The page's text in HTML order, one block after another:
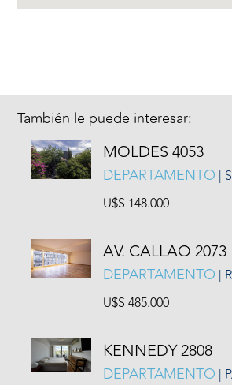
También le puede interesar:
MOLDES 4053
DEPARTAMENTO |
U$S 148.000
AV. CALLAO 2073
DEPARTAMENTO |
U$S 485.000
KENNEDY 2808
DEPARTAMENTO |